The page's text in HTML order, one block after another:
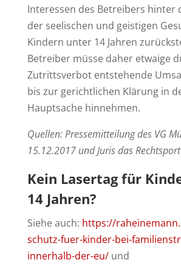
Interessen des Betreibers hinter
der seelischen und geistigen
Kindern unter 14 Jahren
Betreiber müsse daher etwaige
Zutrittsverbot entstehende
bis zur gerichtlichen Klärung in
Hauptsache hinnehmen.
Quellen: Pressemitteilung des VG
15.12.2017 und Juris das
Kein Lasertag für
14 Jahren?
Siehe auch: https://
schutz-fuer-kinder-bei-
innerhalb-der-eu/und